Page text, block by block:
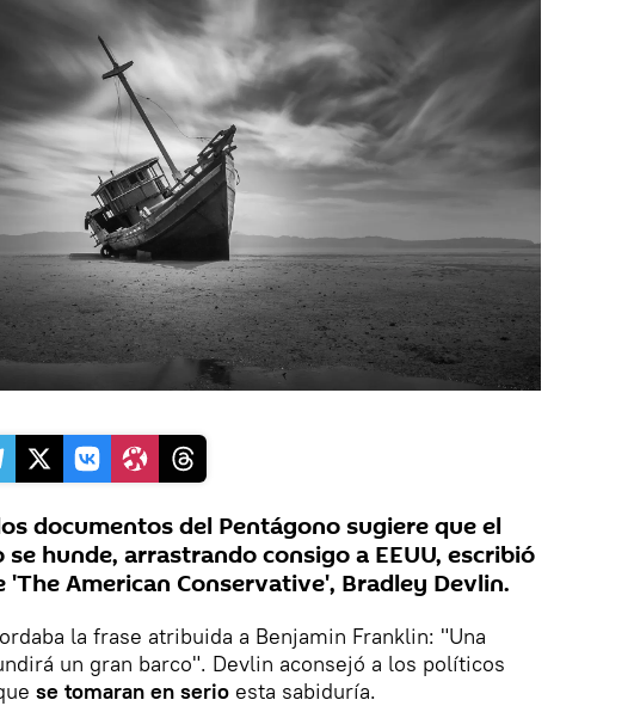
documentos del Pentágono sugiere que el
hunde, arrastrando consigo a EEUU, escribió
'The American Conservative', Bradley Devlin.
la frase atribuida a Benjamin Franklin: "Una
un gran barco". Devlin aconsejó a los políticos
se tomaran en serio esta sabiduría.